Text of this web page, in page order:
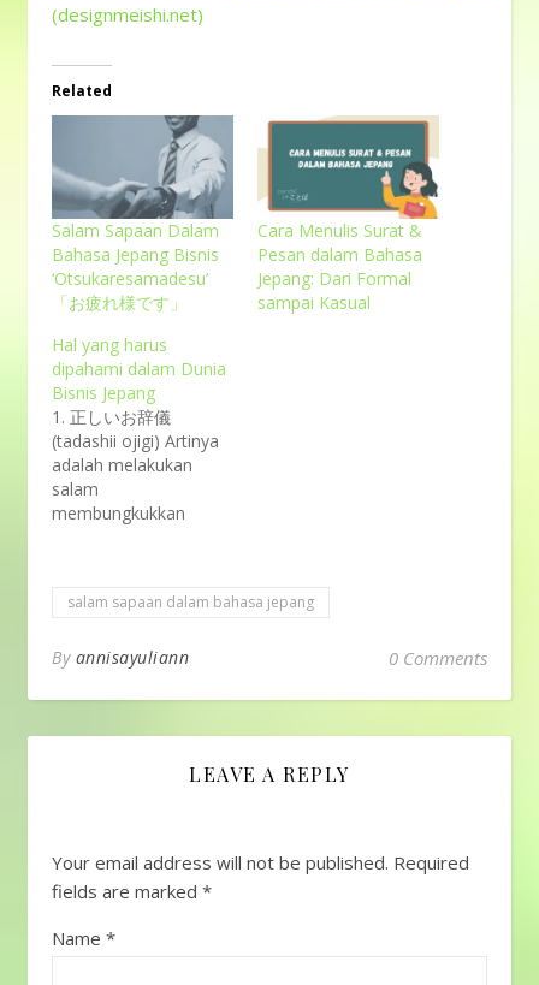
(designmeishi.net)
Related
Salam Sapaan Dalam
Bahasa Jepang Bisnis
‘Otsukaresamadesu’
「お疲れ様です」
Cara Menulis Surat &
Pesan dalam Bahasa
Jepang: Dari Formal
sampai Kasual
Hal yang harus
dipahami dalam Dunia
Bisnis Jepang
1. 正しいお辞儀
(tadashii ojigi) Artinya
adalah melakukan
salam
membungkukkan
terutama saat
tau bisnis. Ada tiga
釈 (eshaku) = ojigi saat
derajat敬礼 (keirei) =
salam sapaan dalam bahasa jepang
By annisayuliann 0 Comments
LEAVE A REPLY
Your email address will not be published. Required
fields are marked *
Name *